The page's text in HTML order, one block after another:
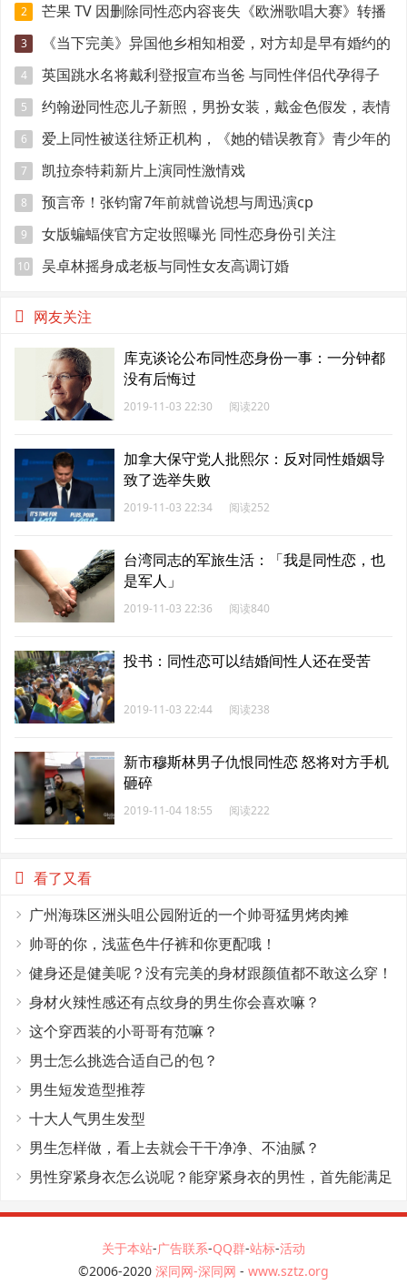
2
芒果 TV 因删除同性恋内容丧失《欧洲歌唱大赛》转播
权
3
《当下完美》异国他乡相知相爱，对方却是早有婚约的
准爸爸！
4 英国跳水名将戴利登报宣布当爸 与同性伴侣代孕得子
5
约翰逊同性恋儿子新照，男扮女装，戴金色假发，表情
妩媚
6
爱上同性被送往矫正机构，《她的错误教育》青少年的
悲伤与错误
7 凯拉奈特莉新片上演同性激情戏
8 预言帝！张钧甯7年前就曾说想与周迅演cp
9 女版蝙蝠侠官方定妆照曝光 同性恋身份引关注
10 吴卓林摇身成老板与同性女友高调订婚
网友关注
库克谈论公布同性恋身份一事：一分钟都
没有后悔过
2019-11-03 22:30 阅读220
加拿大保守党人批熙尔：反对同性婚姻导
致了选举失败
2019-11-03 22:34 阅读252
台湾同志的军旅生活：「我是同性恋，也
是军人」
2019-11-03 22:36 阅读840
投书：同性恋可以结婚间性人还在受苦
2019-11-03 22:44 阅读238
新市穆斯林男子仇恨同性恋 怒将对方手机
砸碎
2019-11-04 18:55 阅读222
看了又看
广州海珠区洲头咀公园附近的一个帅哥猛男烤肉摊
帅哥的你，浅蓝色牛仔裤和你更配哦！
健身还是健美呢？没有完美的身材跟颜值都不敢这么穿！
身材火辣性感还有点纹身的男生你会喜欢嘛？
这个穿西装的小哥哥有范嘛？
男士怎么挑选合适自己的包？
男生短发造型推荐
十大人气男生发型
男生怎样做，看上去就会干干净净、不油腻？
男性穿紧身衣怎么说呢？能穿紧身衣的男性，首先能满足
关于本站-广告联系-QQ群-站标-活动
©2006-2020 深同网-深同网 - www.sztz.org